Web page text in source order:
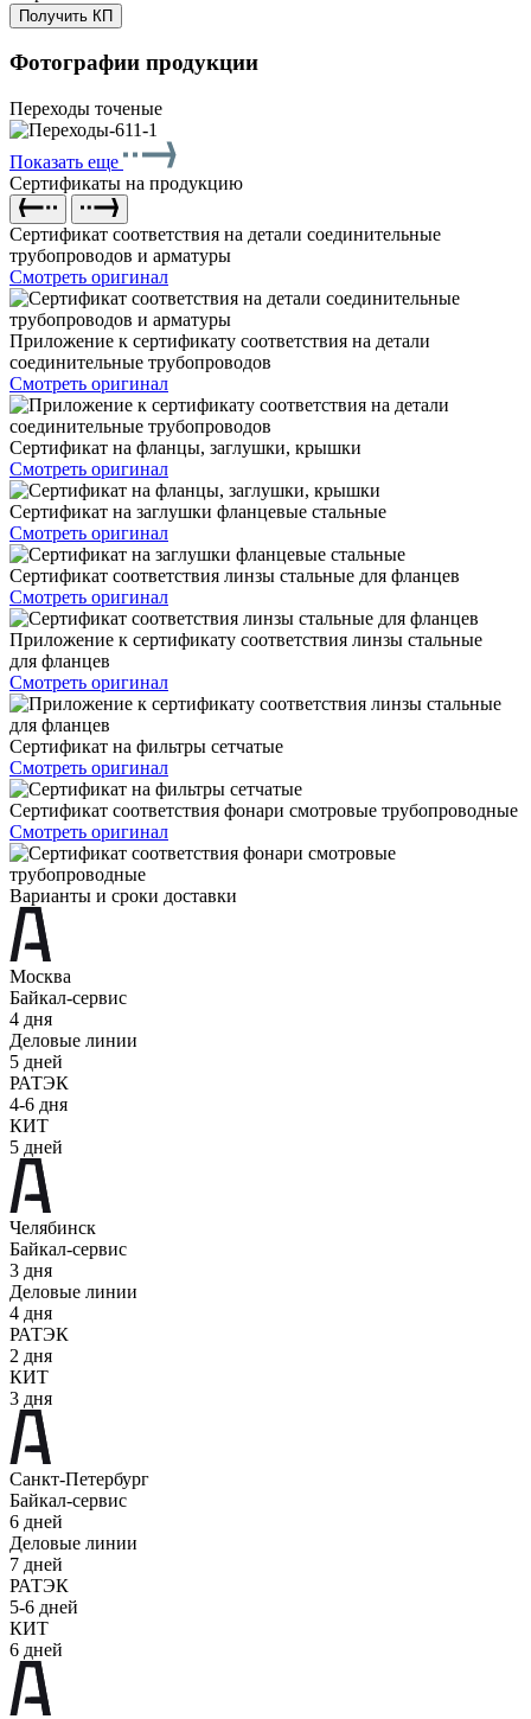
Получить КП
Фотографии продукции
Переходы точеные
Показать еще
Сертификаты на продукцию
Сертификат соответствия на детали соединительные
трубопроводов и арматуры
Смотреть оригинал
Приложение к сертификату соответствия на детали
соединительные трубопроводов
Смотреть оригинал
Сертификат на фланцы, заглушки, крышки
Смотреть оригинал
Сертификат на заглушки фланцевые стальные
Смотреть оригинал
Сертификат соответствия линзы стальные для фланцев
Смотреть оригинал
Приложение к сертификату соответствия линзы стальные
для фланцев
Смотреть оригинал
Сертификат на фильтры сетчатые
Смотреть оригинал
Сертификат соответствия фонари смотровые трубопроводные
Смотреть оригинал
Варианты и сроки доставки
Москва
Байкал-сервис
4 дня
Деловые линии
5 дней
РАТЭК
4-6 дня
КИТ
5 дней
Челябинск
Байкал-сервис
3 дня
Деловые линии
4 дня
РАТЭК
2 дня
КИТ
3 дня
Санкт-Петербург
Байкал-сервис
6 дней
Деловые линии
7 дней
РАТЭК
5-6 дней
КИТ
6 дней